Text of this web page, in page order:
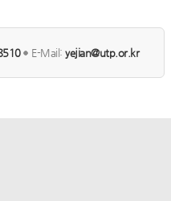
E-Mail:yejian@utp.or.kr